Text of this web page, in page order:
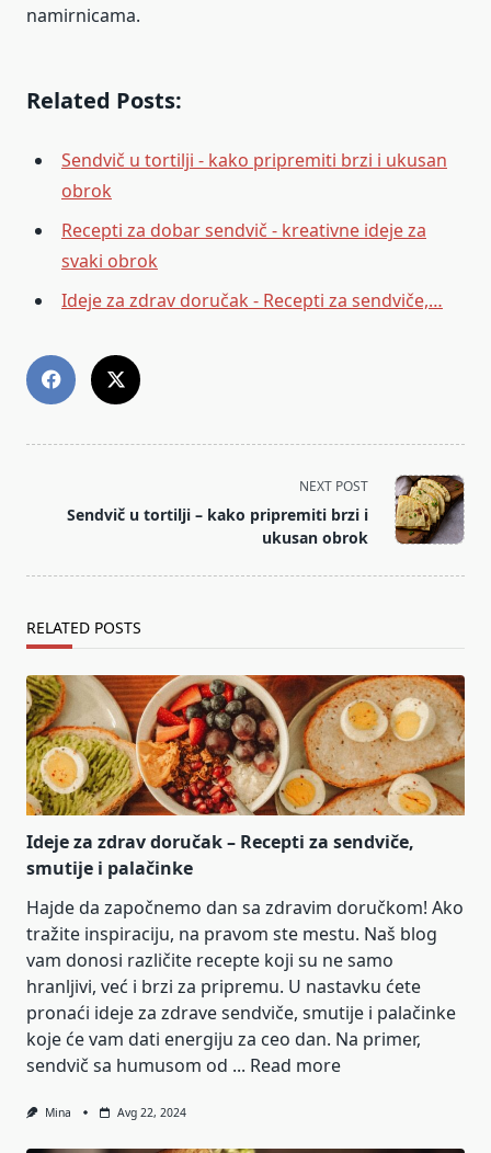
namirnicama.
Related Posts:
Sendvič u tortilji - kako pripremiti brzi i ukusan
obrok
Recepti za dobar sendvič - kreativne ideje za
svaki obrok
Ideje za zdrav doručak - Recepti za sendviče,…
class="nav-
NEXT POST
Sendvič u tortilji – kako pripremiti brzi i
ukusan obrok
RELATED POSTS
Ideje za zdrav doručak – Recepti za sendviče,
smutije i palačinke
Hajde da započnemo dan sa zdravim doručkom! Ako
tražite inspiraciju, na pravom ste mestu. Naš blog
vam donosi različite recepte koji su ne samo
hranljivi, već i brzi za pripremu. U nastavku ćete
pronaći ideje za zdrave sendviče, smutije i palačinke
koje će vam dati energiju za ceo dan. Na primer,
sendvič sa humusom od ... Read more
Mina Avg 22, 2024